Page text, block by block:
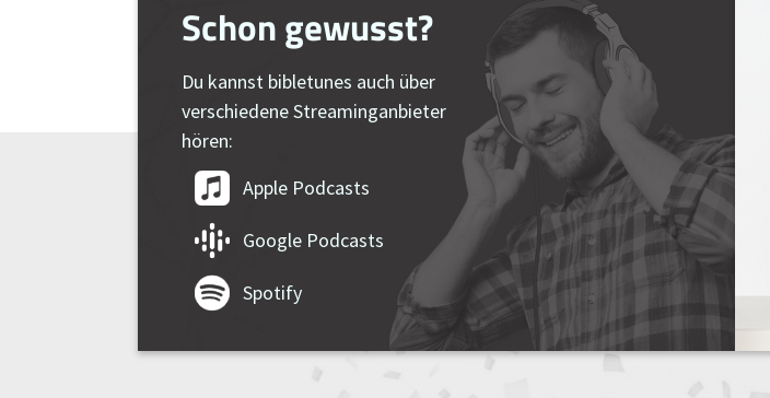
Schon gewusst?
Du kannst bibletunes auch über
verschiedene Streaminganbieter
hören:
Apple Podcasts
Google Podcasts
Spotify